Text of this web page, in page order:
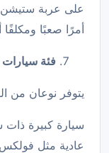
على عربة ستيشن
أمرًا صعبًا ومكلفًا
فئة
يتوفر نوعان من
سيارة كبيرة
عادية مثل فولكس